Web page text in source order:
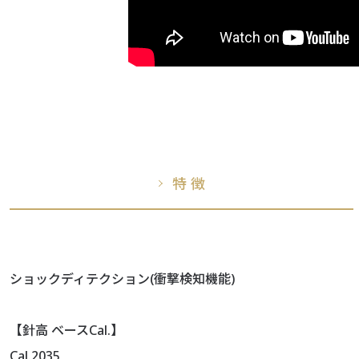
特 徴
ショックディテクション(衝撃検知機能)
【針高 ベースCal.】